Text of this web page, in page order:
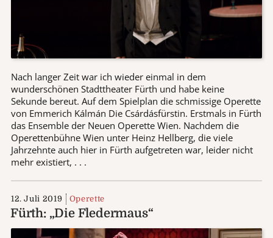
Nach langer Zeit war ich wieder einmal in dem
wunderschönen Stadttheater Fürth und habe keine
Sekunde bereut. Auf dem Spielplan die schmissige Operette
von Emmerich Kálmán Die Csárdásfürstin. Erstmals in Fürth
das Ensemble der Neuen Operette Wien. Nachdem die
Operettenbühne Wien unter Heinz Hellberg, die viele
Jahrzehnte auch hier in Fürth aufgetreten war, leider nicht
mehr existiert, . . .
12. Juli 2019 Operette
Fürth: „Die Fledermaus“